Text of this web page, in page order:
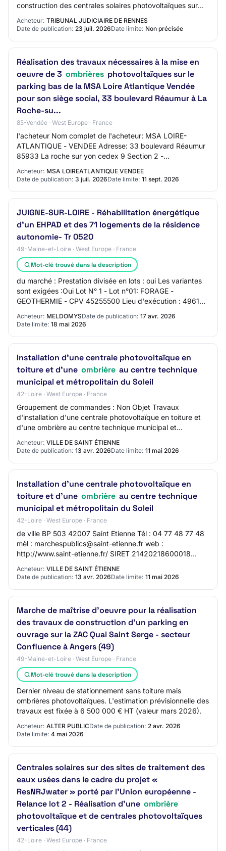
construction des centrales solaires photovoltaïques sur
Acheteur: TRIBUNAL JUDICIAIRE DE RENNES
Date de publication: 23 juil. 2026Date limite: Non précisée
Réalisation des travaux nécessaires à la mise en
oeuvre de 3 ombrières photovoltaïques sur le
parking bas de la MSA Loire Atlantique Vendée
pour son siège social, 33 boulevard Réaumur à La
Roche-su...
85-Vendée · West Europe · France
l'acheteur Nom complet de l'acheteur: MSA LOIRE-
ATLANTIQUE - VENDEE Adresse: 33 boulevard Réaumur
85933 La roche sur yon cedex 9 Section 2 -
mail d…
Acheteur: MSA LOIREATLANTIQUE VENDEE
Date de publication: 3 juil. 2026Date limite: 11 sept. 2026
JUIGNE-SUR-LOIRE - Réhabilitation énergétique
d'un EHPAD et des 71 logements de la résidence
autonomie- Tr 0520
49-Maine-et-Loire · West Europe · France
Mot-clé trouvé dans la description
du marché : Prestation divisée en lots : oui Les variantes
sont exigées :Oui Lot N° 1 - Lot n°01: FORAGE -
GEOTHERMIE - CPV 45255500 Lieu d'exécution : 49610
Acheteur: MELDOMYSDate de publication: 17 avr. 2026
Date limite: 18 mai 2026
Installation d'une centrale photovoltaïque en
toiture et d'une ombrière au centre technique
municipal et métropolitain du Soleil
42-Loire · West Europe · France
Groupement de commandes : Non Objet Travaux
d'installation d'une centrale photovoltaïque en toiture et
d'une ombrière au centre technique municipal et
métropolitain du Soleil Référence 202660206 Type…
Acheteur: VILLE DE SAINT ÉTIENNE
Date de publication: 13 avr. 2026Date limite: 11 mai 2026
Installation d'une centrale photovoltaïque en
toiture et d'une ombrière au centre technique
municipal et métropolitain du Soleil
42-Loire · West Europe · France
de ville BP 503 42007 Saint Etienne Tél : 04 77 48 77 48
mèl : marchespublics@saint-etienne.fr web :
http://www.saint-etienne.fr/ SIRET 21420218600018
Groupement de commandes : Non Principale(s) acti…
Acheteur: VILLE DE SAINT ÉTIENNE
Date de publication: 13 avr. 2026Date limite: 11 mai 2026
Marche de maîtrise d'oeuvre pour la réalisation
des travaux de construction d'un parking en
ouvrage sur la ZAC Quai Saint Serge - secteur
Confluence à Angers (49)
49-Maine-et-Loire · West Europe · France
Mot-clé trouvé dans la description
Dernier niveau de stationnement sans toiture mais
ombrières photovoltaïques. L'estimation prévisionnelle des
travaux est fixée à 6 500 000 € HT (valeur mars 2026).
Acheteur: ALTER PUBLICDate de publication: 2 avr. 2026
Date limite: 4 mai 2026
Centrales solaires sur des sites de traitement des
eaux usées dans le cadre du projet «
ResNRJwater » porté par l'Union européenne -
Relance lot 2 - Réalisation d'une ombrière
photovoltaïque et de centrales photovoltaïques
verticales (44)
42-Loire · West Europe · France